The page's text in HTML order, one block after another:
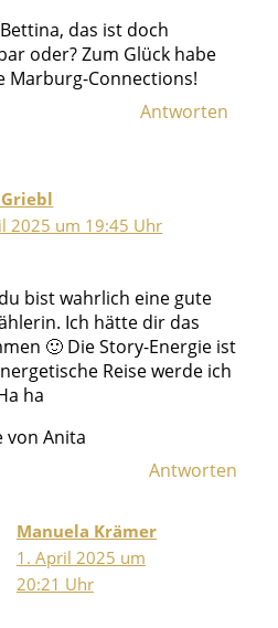
Bettina, das ist doch
oder? Zum Glück habe
Marburg-Connections!
Antworten
2025 um 19:45 Uhr
bist wahrlich eine gute
Ich hätte dir das
🙂 Die Story-Energie ist
Reise werde ich
ha
von Anita
Antworten
Manuela Krämer
1. April 2025 um
20:21 Uhr